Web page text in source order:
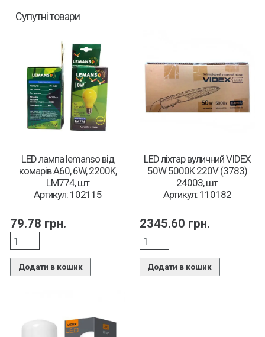
Супутні товари
LED лампа lemanso від
комарів А60, 6W, 2200K,
LM774, шт
Артикул: 102115
79.78 грн.
Додати в кошик
LED ліхтар вуличний VIDEX
50W 5000K 220V (3783)
24003, шт
Артикул: 110182
2345.60 грн.
Додати в кошик